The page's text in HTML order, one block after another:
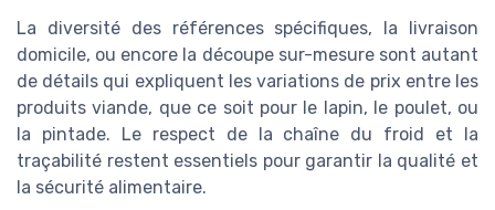
La diversité des références spécifiques, la livraison
domicile, ou encore la découpe sur-mesure sont autant
de détails qui expliquent les variations de prix entre les
produits viande, que ce soit pour le lapin, le poulet, ou
la pintade. Le respect de la chaîne du froid et la
traçabilité restent essentiels pour garantir la qualité et
la sécurité alimentaire.